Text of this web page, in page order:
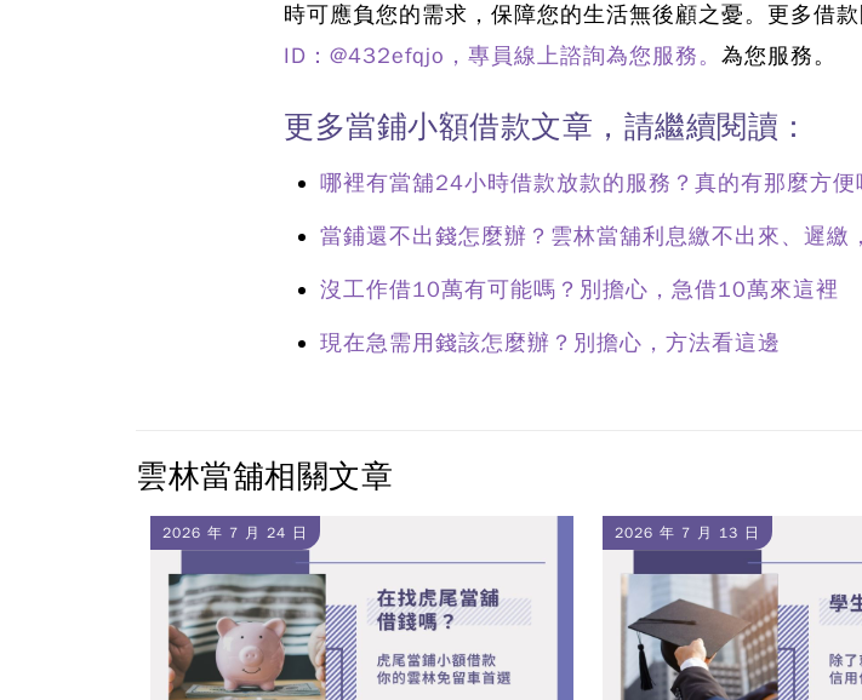
時可應負您的需求，保障您的生活無後顧之憂。更多借
ID：@432efqjo，專員線上諮詢為您服務。 為您服務。
更多當鋪小額借款文章，請繼續閱讀：
哪裡有當舖24小時借款放款的服務？真的有那麼方便
當鋪還不出錢怎麼辦？雲林當舖利息繳不出來、遲繳
沒工作借10萬有可能嗎？別擔心，急借10萬來這裡
現在急需用錢該怎麼辦？別擔心，方法看這邊
雲林當舖相關文章
2026 年 7 月 24 日 2026 年 7 月 13 日